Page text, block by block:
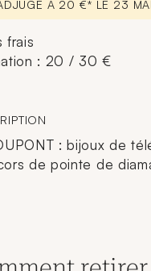
À 20 €* LE 23
frais
: 20 / 30 €
: bijoux de
de pointe de